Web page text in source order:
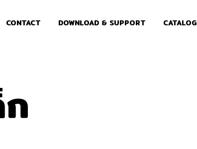
CONTACT DOWNLOAD & SUPPORT CATALOG